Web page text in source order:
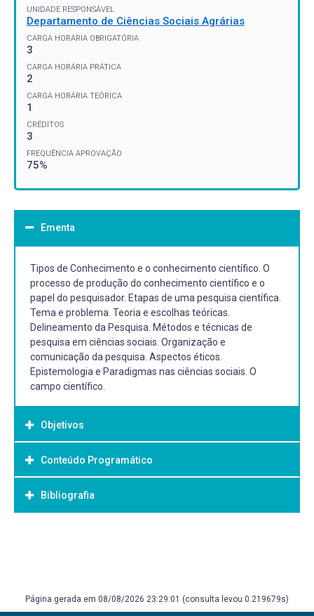
UNIDADE RESPONSÁVEL
Departamento de Ciências Sociais Agrárias
CARGA HORÁRIA OBRIGATÓRIA
3
CARGA HORÁRIA PRÁTICA
2
CARGA HORÁRIA TEÓRICA
1
CRÉDITOS
3
FREQUÊNCIA APROVAÇÃO
75%
Ementa
Tipos de Conhecimento e o conhecimento científico. O
processo de produção do conhecimento científico e o
papel do pesquisador. Etapas de uma pesquisa científica.
Tema e problema. Teoria e escolhas teóricas.
Delineamento da Pesquisa. Métodos e técnicas de
pesquisa em ciências sociais. Organização e
comunicação da pesquisa. Aspectos éticos.
Epistemologia e Paradigmas nas ciências sociais. O
campo científico.
Objetivos
Objetivo Geral:
Apresentar aos alunos uma visão geral do conhecimento,
da ciência e do método científico e suas implicações para
Conteúdo Programático
Bibliografia
BABBIE, Earl. Métodos de Pesquisas de Survey. Tradução
Página gerada em 08/08/2026 23:29:01 (consulta levou 0.219679s)